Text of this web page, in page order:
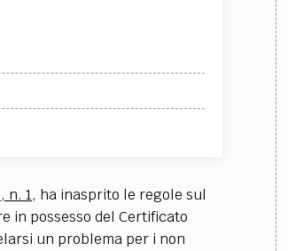
n. 1, ha inasprito le regole sul
in possesso del Certificato
un problema per i non